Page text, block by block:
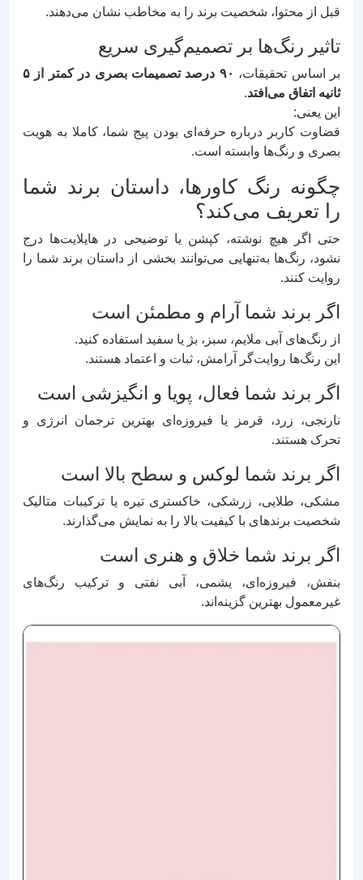
قبل از محتوا، شخصیت برند را به مخاطب نشان می‌دهند.
تاثیر رنگ‌ها بر تصمیم‌گیری سریع
بر اساس تحقیقات،
۹۰ درصد تصمیمات بصری در کمتر از ۵
ثانیه اتفاق می‌افتد.
این یعنی:
قضاوت کاربر درباره حرفه‌ای بودن پیج شما، کاملا به هویت
بصری و رنگ‌ها وابسته است.
چگونه رنگ کاورها، داستان برند شما
را تعریف می‌کند؟
حتی اگر هیچ نوشته، کپشن یا توضیحی در هایلایت‌ها درج
نشود، رنگ‌ها به‌تنهایی می‌توانند بخشی از داستان برند شما را
روایت کنند.
اگر برند شما آرام و مطمئن است
از رنگ‌های آبی ملایم، سبز، بژ یا سفید استفاده کنید.
این رنگ‌ها روایت‌گر آرامش، ثبات و اعتماد هستند.
اگر برند شما فعال، پویا و انگیزشی است
نارنجی، زرد، قرمز یا فیروزه‌ای بهترین ترجمان انرژی و
تحرک هستند.
اگر برند شما لوکس و سطح بالا است
مشکی، طلایی، زرشکی، خاکستری تیره یا ترکیبات متالیک
شخصیت برندهای با کیفیت بالا را به نمایش می‌گذارند.
اگر برند شما خلاق و هنری است
بنفش، فیروزه‌ای، یشمی، آبی نفتی و ترکیب رنگ‌های
غیرمعمول بهترین گزینه‌اند.